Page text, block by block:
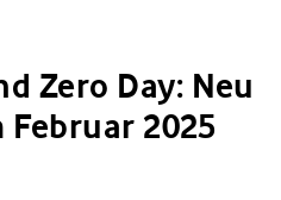
Zero Day: Neu
2025